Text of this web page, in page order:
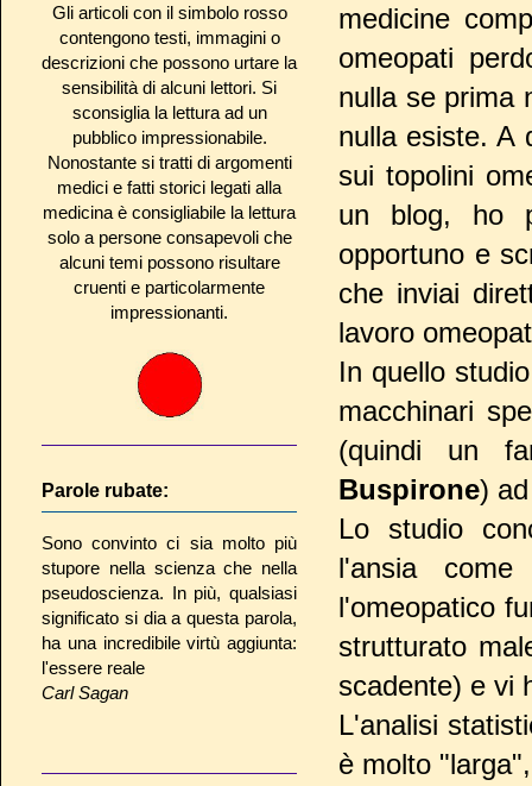
medicine
omeopati
nulla se prima
nulla esiste. A
sui topolini
un blog, ho
opportuno e
che inviai
lavoro
In quello
macchinari
(quindi un
Buspirone)
Lo studio
l'ansia
l'omeopatico
strutturato
scadente) e vi
L'analisi
è molto
Gli articoli con il simbolo rosso
contengono testi, immagini o
descrizioni che possono urtare la
sensibilità di alcuni lettori. Si
sconsiglia la lettura ad un
pubblico impressionabile.
Nonostante si tratti di argomenti
medici e fatti storici legati alla
medicina è consigliabile la lettura
solo a persone consapevoli che
alcuni temi possono risultare
cruenti e particolarmente
impressionanti.
Parole rubate:
Sono convinto ci sia molto più
stupore nella scienza che nella
pseudoscienza. In più, qualsiasi
significato si dia a questa parola,
ha una incredibile virtù aggiunta:
l'essere reale
Carl Sagan